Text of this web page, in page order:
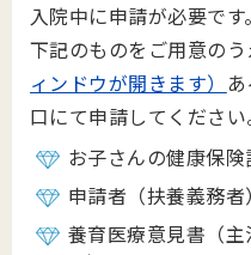
入院中に申請が必要です。
下記のものをご用意のう
ィンドウが開きます）
口にて申請してください
お子さんの健康保険
申請者（扶養義務
養育医療意見書（